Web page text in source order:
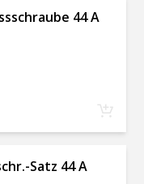
44 A
Satz 44 A